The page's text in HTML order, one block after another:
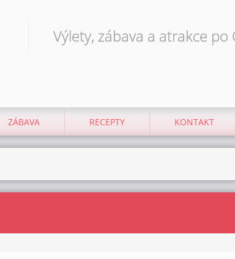
Výlety, zábava a atrakce po
ZÁBAVA RECEPTY KONTAKT